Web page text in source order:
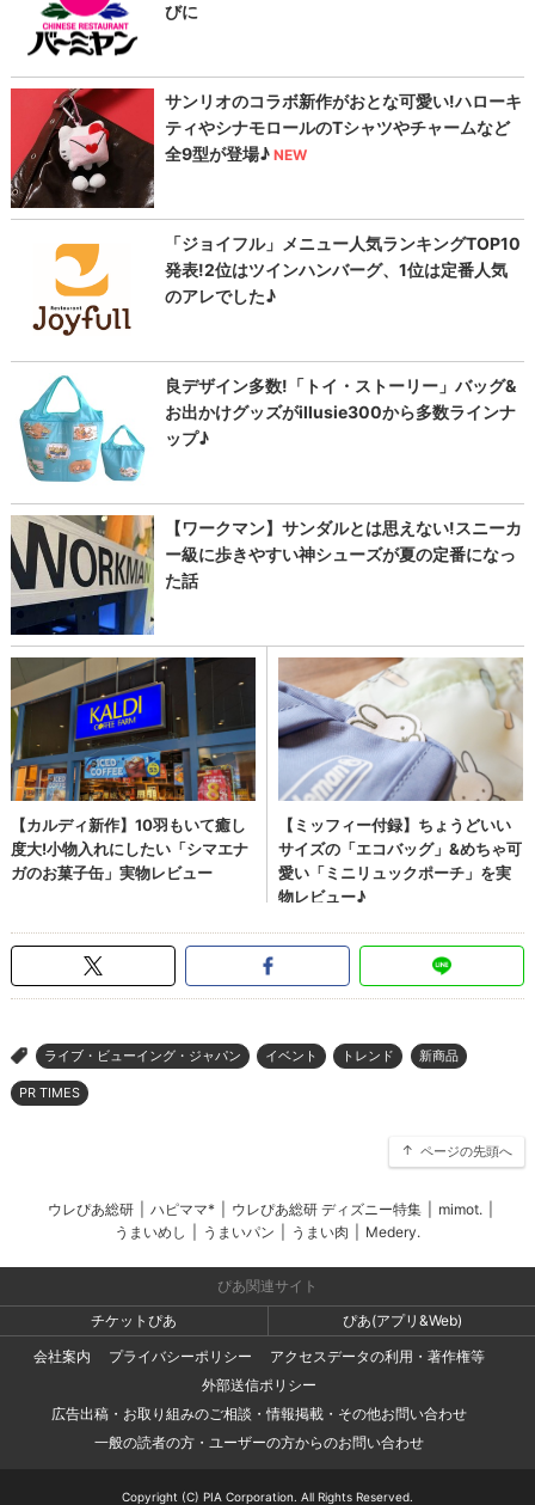
> ライブ・ビューイング・ジャパン イベント トレンド 新商品
PR TIMES
ページの先頭へ
ウレぴあ総研 ハピママ* ウレぴあ総研 ディズニー特集 mimot.
うまいめし
うまいパン うまい肉 Medery.
ぴあ関連サイト
チケットぴあ
ぴあ(アプリ&Web)
会社案内
プライバシーポリシー
アクセスデータの利用・著作権等
外部送信ポリシー
広告出稿・お取り組みのご相談・情報掲載・その他お問い合わせ
一般の読者の方・ユーザーの方からのお問い合わせ
Copyright (C) PIA Corporation. All Rights Reserved.